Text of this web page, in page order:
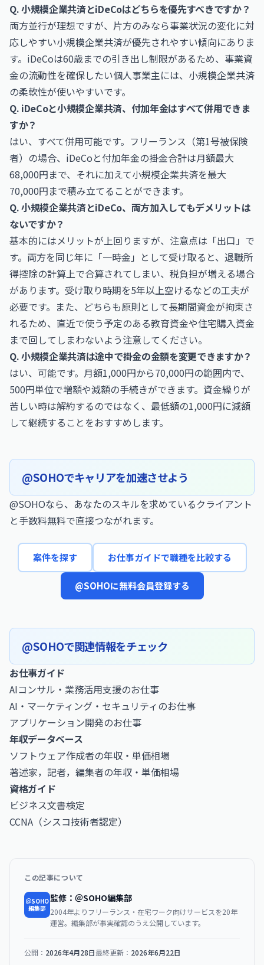
Q. 小規模企業共済とiDeCoはどちらを優先すべきですか？
両方並行が理想ですが、片方のみなら事業状況の変化に対
応しやすい小規模企業共済が優先されやすい傾向にありま
す。iDeCoは60歳までの引き出し制限があるため、事業資
金の流動性を確保したい個人事業主には、小規模企業共済
の柔軟性が使いやすいです。
Q. iDeCoと小規模企業共済、付加年金はすべて併用できま
すか？
はい、すべて併用可能です。フリーランス（第1号被保険
者）の場合、iDeCoと付加年金の掛金合計は月額最大
68,000円まで、それに加えて小規模企業共済を最大
70,000円まで積み立てることができます。
Q. 小規模企業共済とiDeCo、両方加入してもデメリットは
ないですか？
基本的にはメリットが上回りますが、注意点は「出口」で
す。両方を同じ年に「一時金」として受け取ると、退職所
得控除の計算上で合算されてしまい、税負担が増える場合
があります。受け取り時期を5年以上空けるなどの工夫が
必要です。また、どちらも原則として長期間資金が拘束さ
れるため、直近で使う予定のある教育資金や住宅購入資金
まで回してしまわないよう注意してください。
Q. 小規模企業共済は途中で掛金の金額を変更できますか？
はい、可能です。月額1,000円から70,000円の範囲内で、
500円単位で増額や減額の手続きができます。資金繰りが
苦しい時は解約するのではなく、最低額の1,000円に減額
して継続することをおすすめします。
@SOHOでキャリアを加速させよう
@SOHOなら、あなたのスキルを求めているクライアント
と手数料無料で直接つながれます。
案件を探す お仕事ガイドで職種を比較する
@SOHOに無料会員登録する
@SOHOで関連情報をチェック
お仕事ガイド
AIコンサル・業務活用支援のお仕事
AI・マーケティング・セキュリティのお仕事
アプリケーション開発のお仕事
年収データベース
ソフトウェア作成者の年収・単価相場
著述家，記者，編集者の年収・単価相場
資格ガイド
ビジネス文書検定
CCNA（シスコ技術者認定）
この記事について
＠SOHO
編集部
監修：＠SOHO編集部
2004年よりフリーランス・在宅ワーク向けサービスを20年
運営。編集部が事実確認のうえ公開しています。
公開： 2026年4月28日最終更新： 2026年6月22日